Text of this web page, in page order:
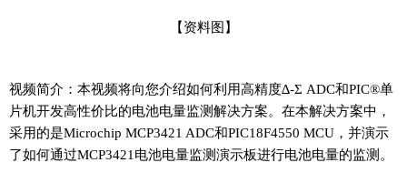
【资料图】
视频简介：本视频将向您介绍如何利用高精度∆-Σ ADC和PIC®单
片机开发高性价比的电池电量监测解决方案。在本解决方案中，
采用的是Microchip MCP3421 ADC和PIC18F4550 MCU，并演示
了如何通过MCP3421电池电量监测演示板进行电池电量的监测。